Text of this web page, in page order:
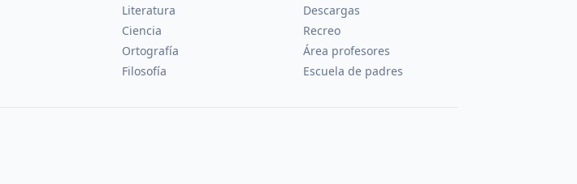
Literatura
Ciencia
Ortografía
Filosofía
Descargas
Recreo
Área profesores
Escuela de padres